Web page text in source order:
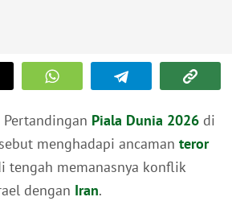
Pertandingan Piala Dunia 2026 di
menghadapi ancaman teror
tengah memanasnya konflik
dengan Iran.